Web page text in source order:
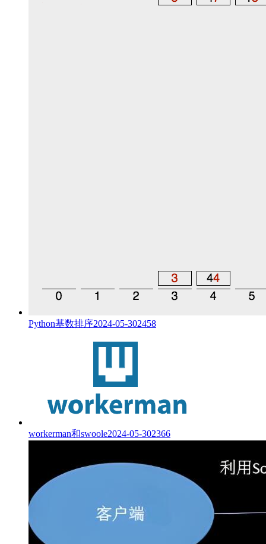
Python基数排序2024-05-302458
workerman和swoole2024-05-302366